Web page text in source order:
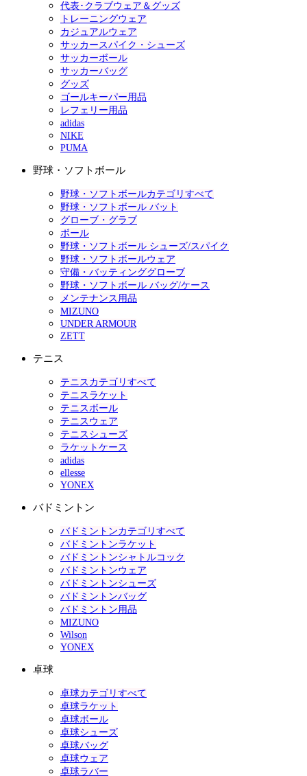
代表･クラブウェア＆グッズ
トレーニングウェア
カジュアルウェア
サッカースパイク・シューズ
サッカーボール
サッカーバッグ
グッズ
ゴールキーパー用品
レフェリー用品
adidas
NIKE
PUMA
野球・ソフトボール
野球・ソフトボールカテゴリすべて
野球・ソフトボール バット
グローブ・グラブ
ボール
野球・ソフトボール シューズ/スパイク
野球・ソフトボールウェア
守備・バッティンググローブ
野球・ソフトボール バッグ/ケース
メンテナンス用品
MIZUNO
UNDER ARMOUR
ZETT
テニス
テニスカテゴリすべて
テニスラケット
テニスボール
テニスウェア
テニスシューズ
ラケットケース
adidas
ellesse
YONEX
バドミントン
バドミントンカテゴリすべて
バドミントンラケット
バドミントンシャトルコック
バドミントンウェア
バドミントンシューズ
バドミントンバッグ
バドミントン用品
MIZUNO
Wilson
YONEX
卓球
卓球カテゴリすべて
卓球ラケット
卓球ボール
卓球シューズ
卓球バッグ
卓球ウェア
卓球ラバー